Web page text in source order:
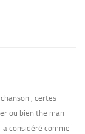
, certes
ou bien the man
considéré comme